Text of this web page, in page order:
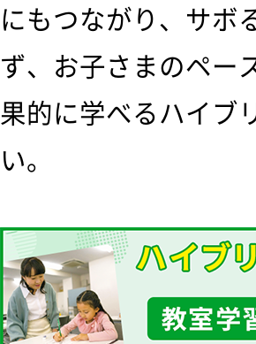
にもつながり、サボ
ず、お子さまのペー
果的に学べるハイブ
い。